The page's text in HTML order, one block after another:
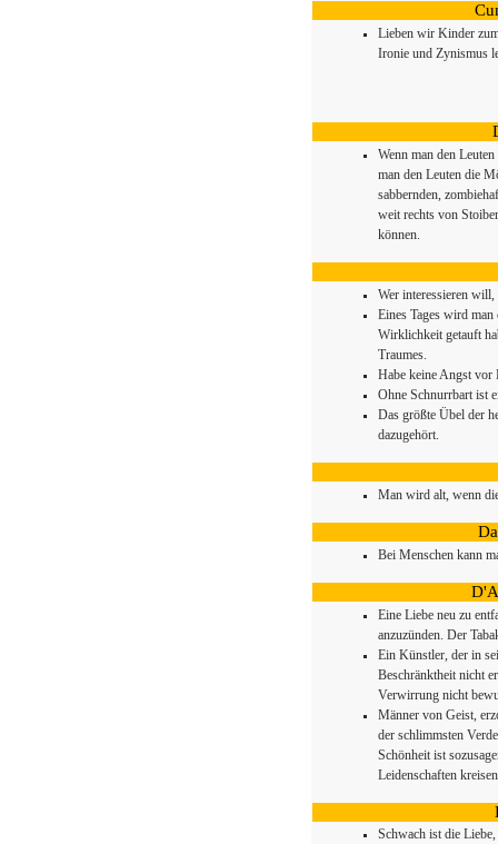
Lieben wir Kinder
Ironie und Zynismus
Wenn man den
man den Leuten die
sabbernden,
weit rechts von
können.
Wer interessieren
Eines Tages wird
Wirklichkeit getauft
Traumes.
Habe keine Angst vor
Ohne Schnurrbart ist
Das größte Übel der
dazugehört.
Man wird alt, wenn
Bei Menschen kann
Eine Liebe neu zu
anzuzünden. Der
Ein Künstler, der in
Beschränktheit nicht
Verwirrung nicht
Männer von Geist,
der schlimmsten
Schönheit ist
Leidenschaften
Schwach ist die